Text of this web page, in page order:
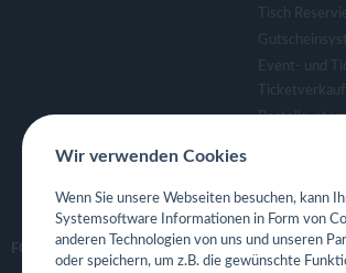
Tisch
Event- und
Ticketverkauf
Eigene App
FOLGE UNS
Wir verwenden Cookies
Wenn Sie unsere Webseiten besuchen, kann
Systemsoftware Informationen in Form von
anderen Technologien von uns und unseren
oder speichern, um z.B. die gewünschte